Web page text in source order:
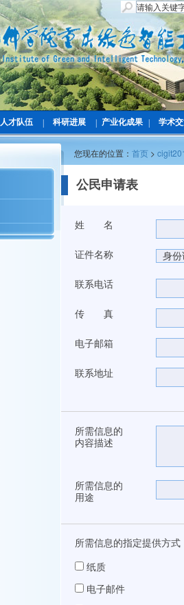
人才队伍 科研进展 产业化成果 学术
您现在的位置： 首页 >
公民申请表
姓 名
证件名称
联系电话
传 真
电子邮箱
联系地址
所需信息的
内容描述
所需信息的
用途
所需信息的指定提供方式
纸质
电子邮件